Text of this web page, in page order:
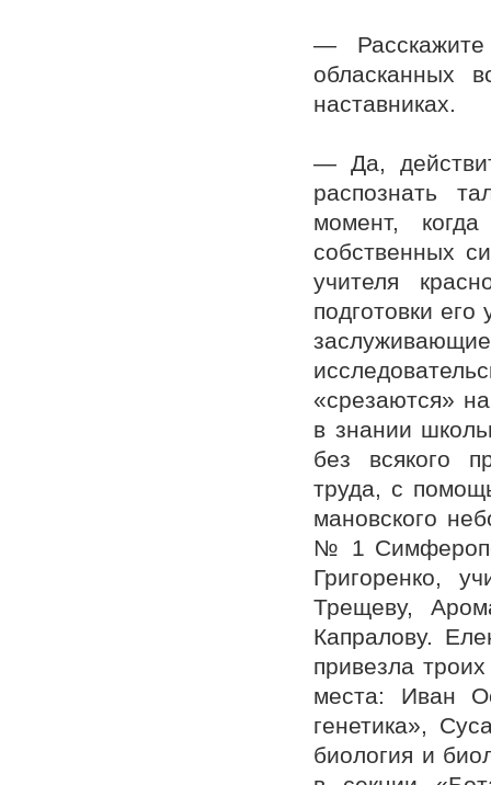
—
обласканных
наставниках.
— Да,
распознать
момент,
собственных
учителя
подготовки
«срезаются»
в знании
без всякого
труда, с
мановского
№ 1
Григоренко,
Трещеву,
Капралову.
привезла
места: Иван
генетика»,
биология и